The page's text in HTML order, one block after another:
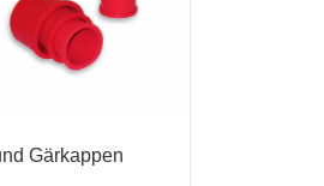
Gärkappen